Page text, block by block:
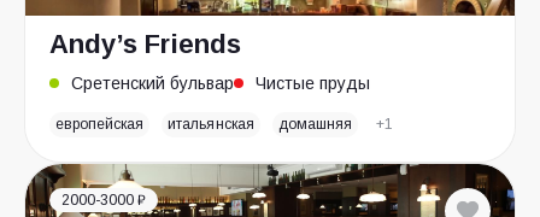
Andy’s Friends
Сретенский бульвар Чистые пруды
европейская итальянская домашняя +1
2000-3000 ₽